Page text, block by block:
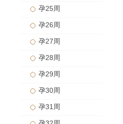
孕25周
孕26周
孕27周
孕28周
孕29周
孕30周
孕31周